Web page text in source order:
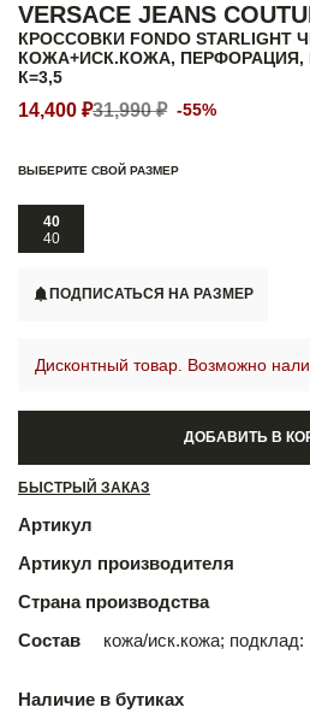
VERSACE JEANS
КРОССОВКИ FONDO STARLIGHT
КОЖА+ИСК.КОЖА, ПЕРФОРАЦИЯ,
К=3,5
14,400 ₽31,990 ₽ -55%
ВЫБЕРИТЕ СВОЙ РАЗМЕР
40
40
ПОДПИСАТЬСЯ НА РАЗМЕР
Дисконтный товар. Возможно
ДОБАВИТЬ В
БЫСТРЫЙ ЗАКАЗ
Артикул
Артикул производителя
Страна производства
Состав
кожа/иск.кожа;
Наличие в бутиках